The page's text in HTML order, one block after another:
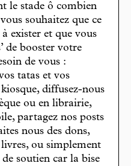
le stade ô combien
souhaitez que ce
exister et que vous
de booster votre
de vous :
tatas et vos
diffusez-nous
ou en librairie,
partagez nos posts
nous des dons,
ou simplement
soutien car la bise